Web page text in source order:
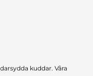
kuddar. Våra